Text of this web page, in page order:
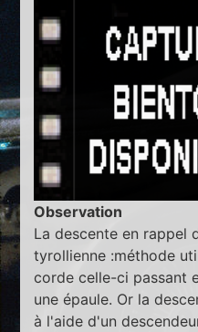
Observation
La descente en rappel
tyrollienne :méthode
corde celle-ci passant
une épaule. Or la
à l'aide d'un